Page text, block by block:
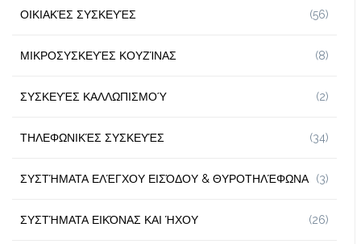
ΟΙΚΙΑΚΈΣ ΣΥΣΚΕΥΈΣ
(56)
ΜΙΚΡΟΣΥΣΚΕΥΈΣ ΚΟΥΖΊΝΑΣ (8)
ΣΥΣΚΕΥΈΣ ΚΑΛΛΩΠΙΣΜΟΎ (2)
ΤΗΛΕΦΩΝΙΚΈΣ ΣΥΣΚΕΥΈΣ (34)
ΣΥΣΤΉΜΑΤΑ ΕΛΈΓΧΟΥ ΕΙΣΌΔΟΥ & ΘΥΡΟΤΗΛΈΦΩΝΑ (3)
ΣΥΣΤΉΜΑΤΑ ΕΙΚΌΝΑΣ ΚΑΙ ΉΧΟΥ (26)